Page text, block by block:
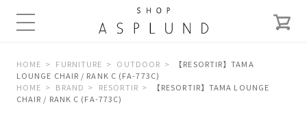
HOME FURNITURE OUTDOOR
【RESORTIR】TAMA
LOUNGE CHAIR / RANK C (FA-773C)
HOME
BRAND RESORTIR
【RESORTIR】TAMA LOUNGE
CHAIR / RANK C (FA-773C)